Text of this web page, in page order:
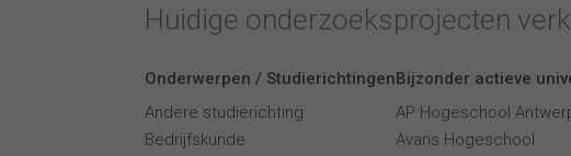
Huidige onderzoeksprojecten
Onderwerpen / Studierichtingen
Andere studierichting
Bedrijfskunde
Bijzonder actieve
AP Hogeschool
Avans Hogeschool